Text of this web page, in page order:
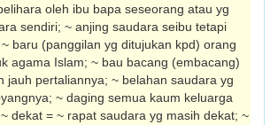
oleh ibu bapa seseorang atau yg
sendiri; ~ anjing saudara seibu tetapi
baru (panggilan yg ditujukan kpd) orang
agama Islam; ~ bau bacang (embacang)
jauh pertaliannya; ~ belahan saudara yg
~ daging semua kaum keluarga
dekat = ~ rapat saudara yg masih dekat; ~